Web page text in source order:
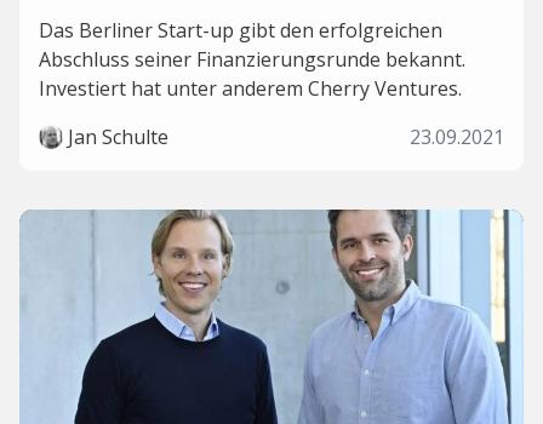
Das Berliner Start-up gibt den erfolgreichen
Abschluss seiner Finanzierungsrunde bekannt.
Investiert hat unter anderem Cherry Ventures.
Jan Schulte
23.09.2021